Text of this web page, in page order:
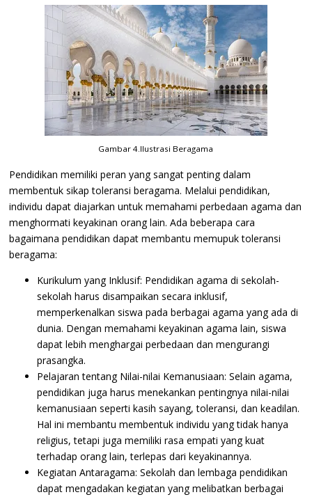
Gambar 4.Ilustrasi Beragama
Pendidikan memiliki peran yang sangat penting dalam
membentuk sikap toleransi beragama. Melalui pendidikan,
individu dapat diajarkan untuk memahami perbedaan agama dan
menghormati keyakinan orang lain. Ada beberapa cara
bagaimana pendidikan dapat membantu memupuk toleransi
beragama:
Kurikulum yang Inklusif: Pendidikan agama di sekolah-
sekolah harus disampaikan secara inklusif,
memperkenalkan siswa pada berbagai agama yang ada di
dunia. Dengan memahami keyakinan agama lain, siswa
dapat lebih menghargai perbedaan dan mengurangi
prasangka.
Pelajaran tentang Nilai-nilai Kemanusiaan: Selain agama,
pendidikan juga harus menekankan pentingnya nilai-nilai
kemanusiaan seperti kasih sayang, toleransi, dan keadilan.
Hal ini membantu membentuk individu yang tidak hanya
religius, tetapi juga memiliki rasa empati yang kuat
terhadap orang lain, terlepas dari keyakinannya.
Kegiatan Antaragama: Sekolah dan lembaga pendidikan
dapat mengadakan kegiatan yang melibatkan berbagai